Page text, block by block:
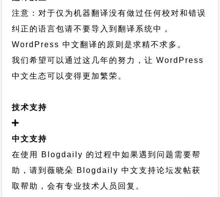
注意：对于仅为机器翻译没有做过任何校对和错误
纠正的语言包请不要导入到翻译系统中，
WordPress 中文翻译的原则 是求精不求多。
我们希望可以通过这几年的努力，让 WordPress
中文生态可以变得更加繁荣。
技术支持
中文支持
在使用 Blogdaily 的过程中如果遇到问题需要帮
助，请到薇晓朵 Blogdaily 中文支持论坛发帖获
取帮助，会有专业技术人员回复。